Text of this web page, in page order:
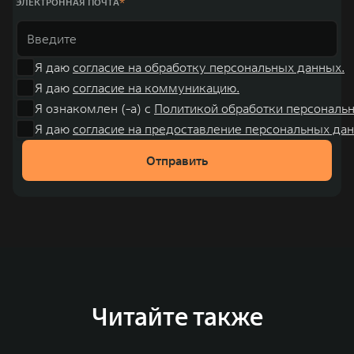
Я даю согласие на обработку персональных данных.
Я даю согласие на коммуникацию.
Я ознакомлен (-а) с Политикой обработки
Я даю согласие на предоставление персональных
Отправить
Читайте также